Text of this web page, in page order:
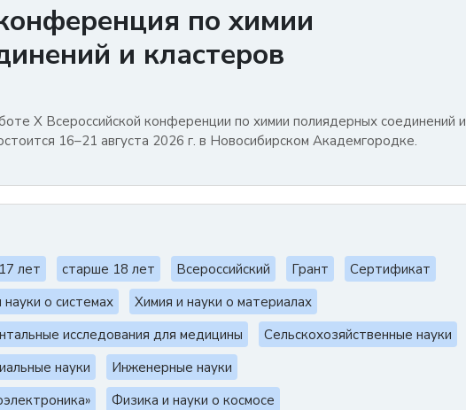
по химии
и кластеров
X Всероссийской конференции по химии полиядерных соединений и
16–21 августа 2026 г. в Новосибирском Академгородке.
лет старше 18 лет Всероссийский Грант
Сертификат
о системах
Химия и науки о материалах
исследования для медицины
Сельскохозяйственные науки
науки
Инженерные науки
Физика и науки о космосе